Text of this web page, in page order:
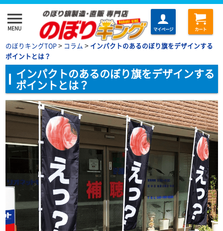
menu
MENU マイページ カート
のぼりキングTOP> コラム > インパクトのあるのぼり旗をデザインする
ポイントとは？
インパクトのあるのぼり旗をデザインする
ポイントとは？